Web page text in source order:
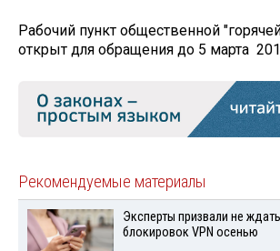
Рабочий пункт общественной
открыт для обращения до 5 марта
Рекомендуемые материалы
Эксперты призвали не
блокировок VPN осенью